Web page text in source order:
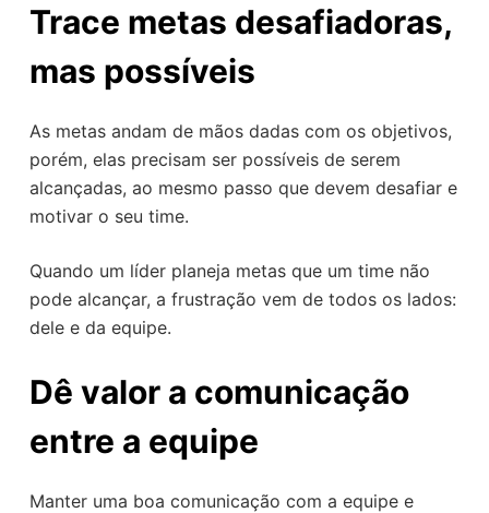
Trace metas desafiadoras,
mas possíveis
As metas andam de mãos dadas com os objetivos,
porém, elas precisam ser possíveis de serem
alcançadas, ao mesmo passo que devem desafiar e
motivar o seu time.
Quando um líder planeja metas que um time não
pode alcançar, a frustração vem de todos os lados:
dele e da equipe.
Dê valor a comunicação
entre a equipe
Manter uma boa comunicação com a equipe e